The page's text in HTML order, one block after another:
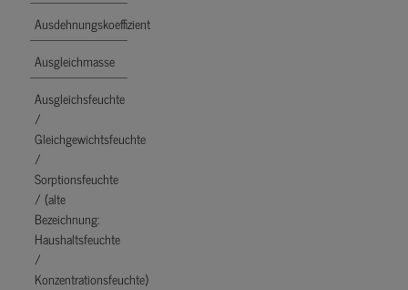
Ausdehnungskoeffizient
Ausgleichmasse
Ausgleichsfeuchte
/
Gleichgewichtsfeuchte
/
Sorptionsfeuchte
/ (alte
Bezeichnung:
Haushaltsfeuchte
/
Konzentrationsfeuchte)